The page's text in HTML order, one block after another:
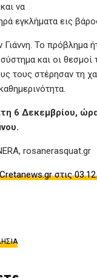
να
εγκλήματα εις
Το πρόβλημα
και οι θεσμοί
τους στέρησαν τη
6 Δεκεμβρίου,
rosanerasquat.gr
στις